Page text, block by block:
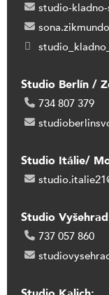
studio-kladno-
Studio Berlín /
734 807 379
Studio Itálie/
Studio
737 057 860